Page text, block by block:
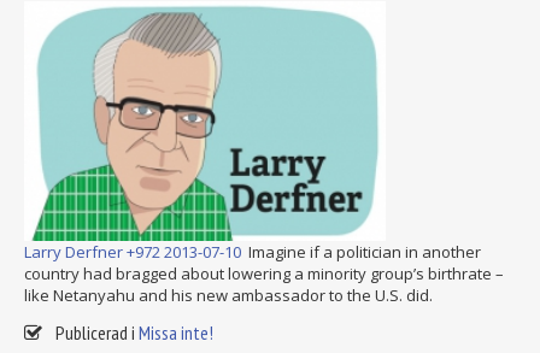
Larry Derfner +972 2013-07-10 Imagine if a politician in another
country had bragged about lowering a minority group’s birthrate –
like Netanyahu and his new ambassador to the U.S. did.
Publicerad i Missa inte!